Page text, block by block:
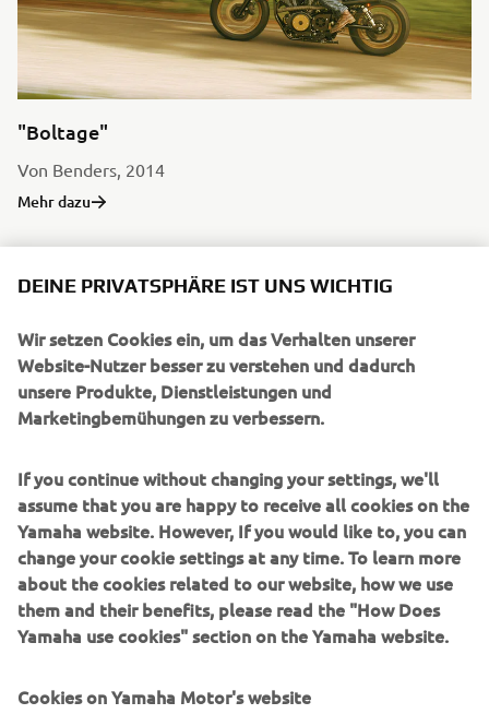
"Boltage"
Von Benders, 2014
Mehr dazu
UNTERNEHMEN
B2B
MEHR YAMAHA
SUPPORT
NEWSLETTER
Sonderveranstaltungen, Neuerscheinungen und vielem mehr.
DEINE PRIVATSPHÄRE IST UNS WICHTIG
Wir setzen Cookies ein, um das Verhalten unserer
Website-Nutzer besser zu verstehen und dadurch
unsere Produkte, Dienstleistungen und
Marketingbemühungen zu verbessern.
If you continue without changing your settings, we'll
assume that you are happy to receive all cookies on the
Yamaha website. However, If you would like to, you can
change your cookie settings at any time. To learn more
about the cookies related to our website, how we use
them and their benefits, please read the "How Does
Yamaha use cookies" section on the Yamaha website.
Cookies on Yamaha Motor's website